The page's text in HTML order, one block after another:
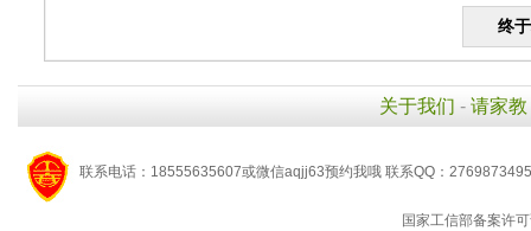
关于我们 - 请家教
联系电话：18555635607或微信aqjj63预约我哦 联系QQ：
国家工信部备案许